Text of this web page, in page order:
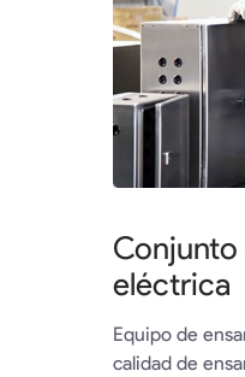
Conjunto
eléctrica
Equipo de
calidad de